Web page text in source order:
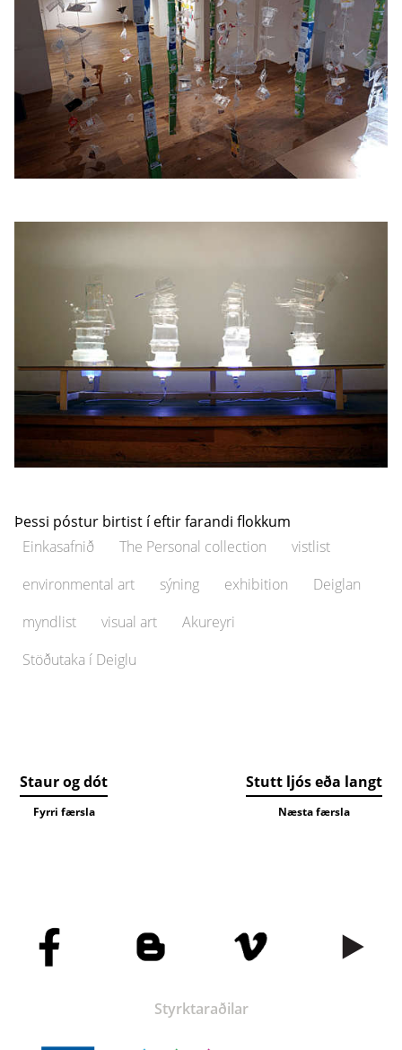
Þessi póstur birtist í eftir farandi flokkum
Einkasafnið
The Personal collection
vistlist
environmental art
sýning exhibition
Deiglan
myndlist
visual art
Akureyri
Stöðutaka í Deiglu
Staur og dót
Fyrri færsla
Stutt ljós eða langt
Næsta færsla
Styrktaraðilar